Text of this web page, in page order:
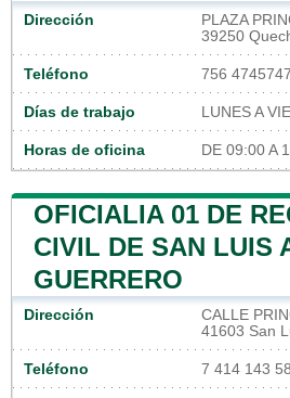
Dirección
PLAZA
39250
Teléfono 756
Días de trabajo LUNES A
Horas de oficina DE 09:00 A
OFICIALIA 01 DE
CIVIL DE SAN LUIS
GUERRERO
Dirección
CALLE
41603 San
Teléfono 7 414 143